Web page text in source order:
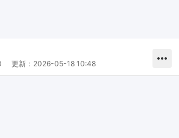
更新： 2026-05-18 10:48